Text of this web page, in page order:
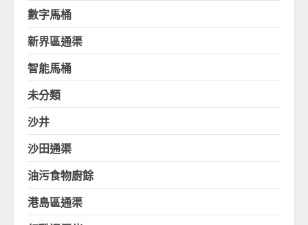
數字馬桶
新界區通渠
智能馬桶
未分類
沙井
沙田通渠
油污食物廚餘
港島區通渠